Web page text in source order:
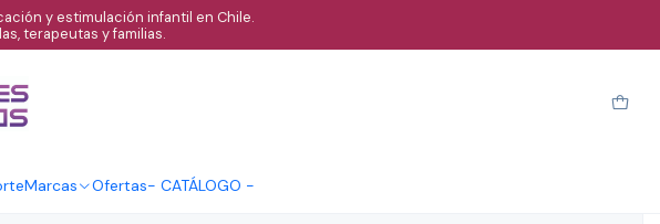
Marcas Ofertas- CATÁLOGO -
y estimulación infantil en Chile.
terapeutas y familias.
5 bandas elásticas circulares de